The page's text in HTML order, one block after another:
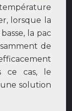
lorsque la
la pac
de
ce cas, le
solution